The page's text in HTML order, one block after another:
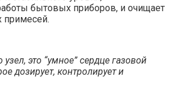
бытовых приборов, и очищает
примесей.
это “умное” сердце газовой
дозирует, контролирует и